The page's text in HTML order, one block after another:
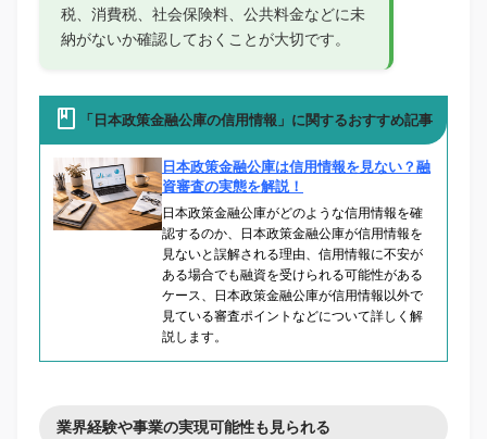
税、消費税、社会保険料、公共料金などに未
納がないか確認しておくことが大切です。
「日本政策金融公庫の信用情報」に関するおすすめ記事
日本政策金融公庫は信用情報を見ない？融
資審査の実態を解説！
日本政策金融公庫がどのような信用情報を確
認するのか、日本政策金融公庫が信用情報を
見ないと誤解される理由、信用情報に不安が
ある場合でも融資を受けられる可能性がある
ケース、日本政策金融公庫が信用情報以外で
見ている審査ポイントなどについて詳しく解
説します。
業界経験や事業の実現可能性も見られる